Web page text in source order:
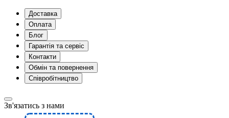
Доставка
Оплата
Блог
Гарантія та сервіс
Контакти
Обмін та повернення
Співробітництво
Зв'язатись з нами